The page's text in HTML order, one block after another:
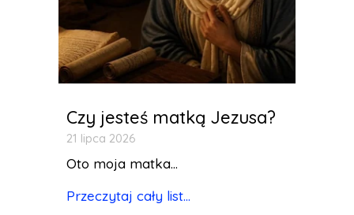
Czy jesteś matką Jezusa?
21 lipca 2026
Oto moja matka...
Przeczytaj cały list...